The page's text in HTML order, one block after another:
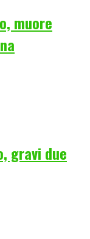
muore
gravi due